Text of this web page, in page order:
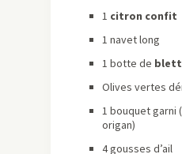
1 citron confit
1 navet long
1 botte de
Olives vertes
1 bouquet garni
origan)
4 gousses d’ail